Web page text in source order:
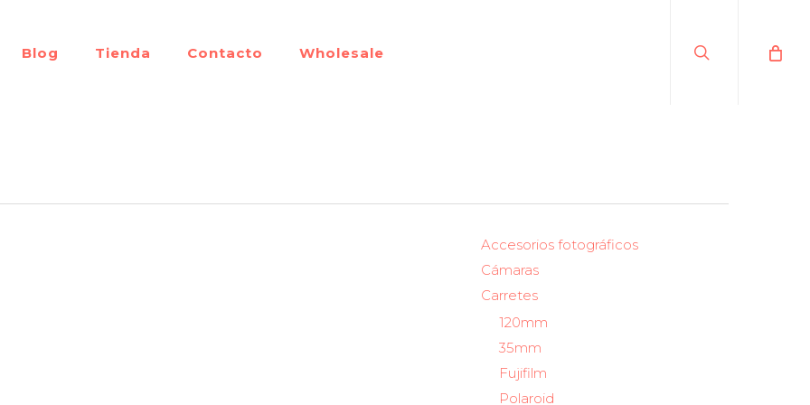
Blog Tienda Contacto Wholesale
Accesorios fotográficos
Cámaras
Carretes
120mm
35mm
Fujifilm
Polaroid